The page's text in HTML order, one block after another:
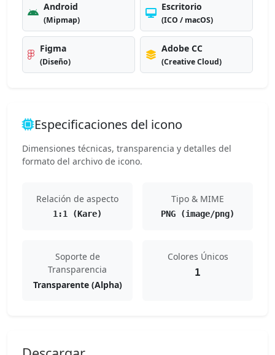
Android
(Mipmap)
Escritorio
(ICO / macOS)
Figma
(Diseño)
Adobe CC
(Creative Cloud)
Especificaciones del icono
Dimensiones técnicas, transparencia y detalles del
formato del archivo de icono.
Relación de aspecto
1:1 (Kare)
Tipo & MIME
PNG (image/png)
Soporte de
Transparencia
Transparente (Alpha)
Colores Únicos
1